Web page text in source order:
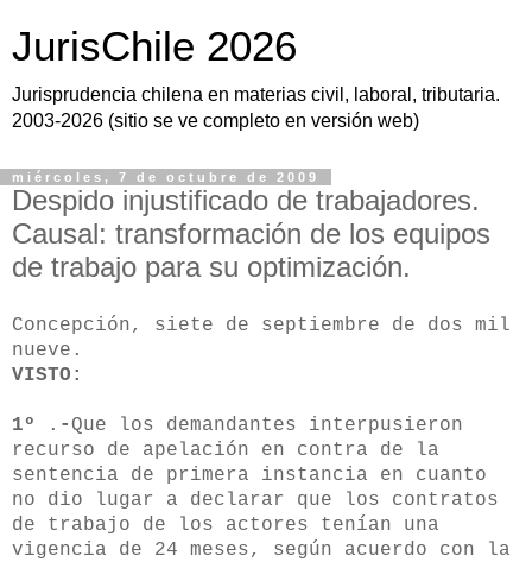
JurisChile 2026
Jurisprudencia chilena en materias civil, laboral, tributaria.
2003-2026 (sitio se ve completo en versión web)
miércoles, 7 de octubre de 2009
Despido injustificado de trabajadores.
Causal: transformación de los equipos
de trabajo para su optimización.
Concepción, siete de septiembre de dos mil
nueve.
VISTO:
1º . -Que los demandantes interpusieron
recurso de apelación en contra de la
sentencia de primera instancia en cuanto
no dio lugar a declarar que los contratos
de trabajo de los actores tenían una
vigencia de 24 meses, según acuerdo con la